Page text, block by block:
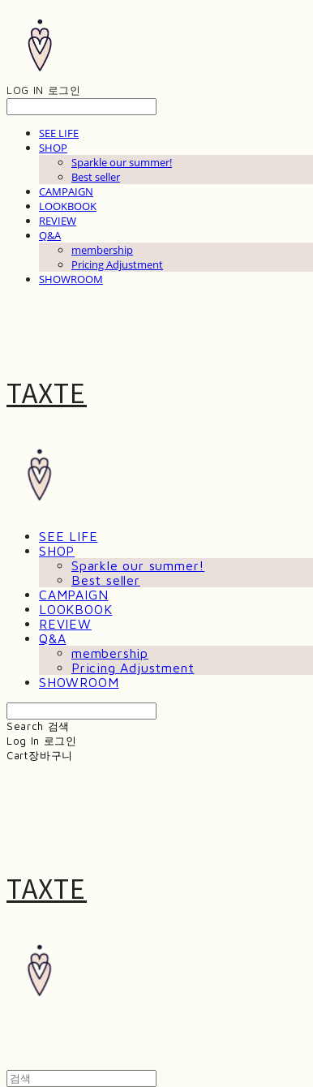
LOG IN 로그인
SEE LIFE
SHOP
Sparkle our summer!
Best seller
CAMPAIGN
LOOKBOOK
REVIEW
Q&A
membership
Pricing Adjustment
SHOWROOM
TAXTE
SEE LIFE
SHOP
Sparkle our summer!
Best seller
CAMPAIGN
LOOKBOOK
REVIEW
Q&A
membership
Pricing Adjustment
SHOWROOM
Search 검색
Log In 로그인
Cart장바구니
TAXTE